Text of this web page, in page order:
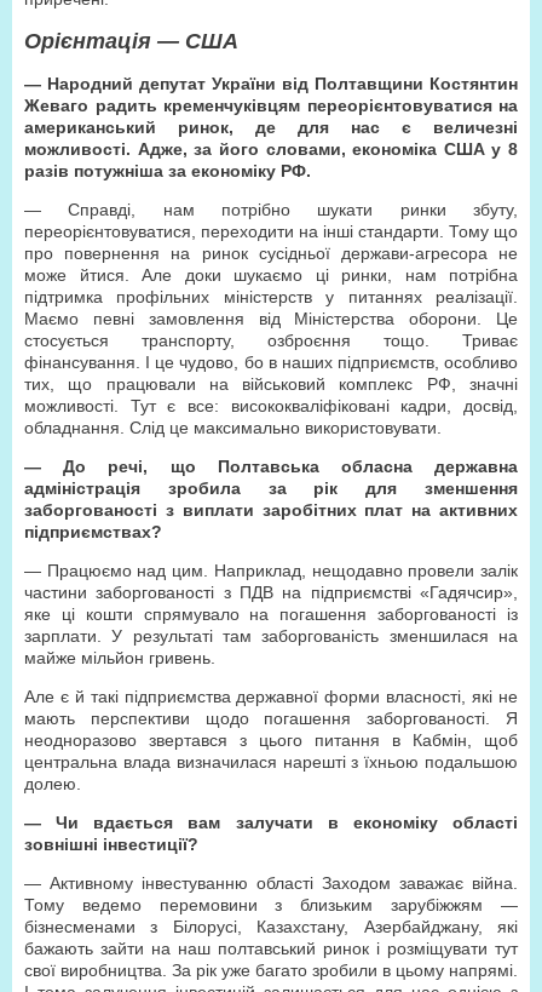
Орієнтація — США
— Народний депутат України від Полтавщини Костянтин
Жеваго радить кременчуківцям переорієнтовуватися на
американський ринок, де для нас є величезні
можливості. Адже, за його словами, економіка США у 8
разів потужніша за економіку РФ.
— Справді, нам потрібно шукати ринки збуту,
переорієнтовуватися, переходити на інші стандарти. Тому що
про повернення на ринок сусідньої держави-агресора не
може йтися. Але доки шукаємо ці ринки, нам потрібна
підтримка профільних міністерств у питаннях реалізації.
Маємо певні замовлення від Міністерства оборони. Це
стосується транспорту, озброєння тощо. Триває
фінансування. І це чудово, бо в наших підприємств, особливо
тих, що працювали на військовий комплекс РФ, значні
можливості. Тут є все: висококваліфіковані кадри, досвід,
обладнання. Слід це максимально використовувати.
— До речі, що Полтавська обласна державна
адміністрація зробила за рік для зменшення
заборгованості з виплати заробітних плат на активних
підприємствах?
— Працюємо над цим. Наприклад, нещодавно провели залік
частини заборгованості з ПДВ на підприємстві «Гадячсир»,
яке ці кошти спрямувало на погашення заборгованості із
зарплати. У результаті там заборгованість зменшилася на
майже мільйон гривень.
Але є й такі підприємства державної форми власності, які не
мають перспективи щодо погашення заборгованості. Я
неодноразово звертався з цього питання в Кабмін, щоб
центральна влада визначилася нарешті з їхньою подальшою
долею.
— Чи вдається вам залучати в економіку області
зовнішні інвестиції?
— Активному інвестуванню області Заходом заважає війна.
Тому ведемо перемовини з близьким зарубіжжям —
бізнесменами з Білорусі, Казахстану, Азербайджану, які
бажають зайти на наш полтавський ринок і розміщувати тут
свої виробництва. За рік уже багато зробили в цьому напрямі.